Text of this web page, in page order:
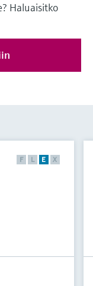
Haluaisitko
F L E X